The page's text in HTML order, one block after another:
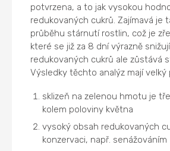
potvrzena, a to jak vysokou
redukovaných cukrů. Zajímavá je
průběhu stárnutí rostlin, což je
které se již za 8 dní výrazně
redukovaných cukrů ale zůstává
Výsledky těchto analýz mají velký
sklizeň na zelenou hmotu je
kolem poloviny května
vysoký obsah redukovaných
konzervaci, např. senážováním